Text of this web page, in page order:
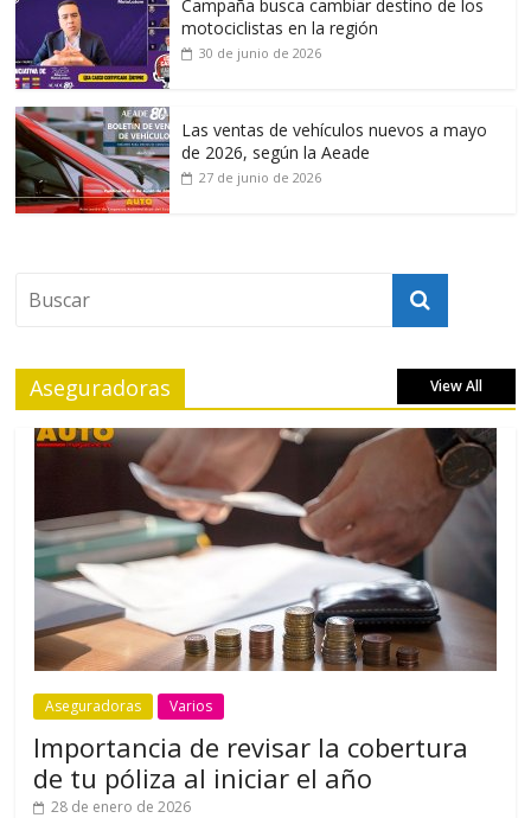
Campaña busca cambiar destino de los
motociclistas en la región
30 de junio de 2026
Las ventas de vehículos nuevos a mayo
de 2026, según la Aeade
27 de junio de 2026
Aseguradoras View All
Aseguradoras Varios
Importancia de revisar la cobertura
de tu póliza al iniciar el año
28 de enero de 2026